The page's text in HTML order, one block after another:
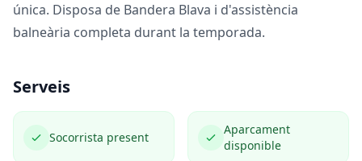
única. Disposa de Bandera Blava i d'assistència
balneària completa durant la temporada.
Serveis
Socorrista present
Aparcament
disponible